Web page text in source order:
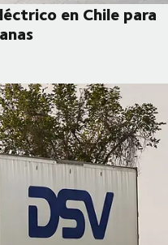
en Chile para
Chile para operaciones